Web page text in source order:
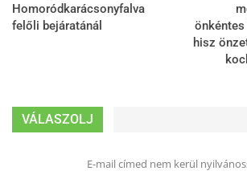
Homoródkarácsonyfalva
felőli bejáratánál
hisz
VÁLASZOLJ
E-mail címed nem kerül